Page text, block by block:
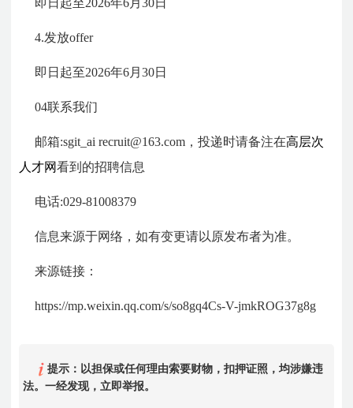
4.发放offer
即日起至2026年6月30日
04联系我们
邮箱:sgit_ai recruit@163.com，投递时请备注在高层次
人才网看到的招聘信息
电话:029-81008379
信息来源于网络，如有变更请以原发布者为准。
来源链接：
https://mp.weixin.qq.com/s/so8gq4Cs-V-jmkROG37g8g
提示：以担保或任何理由索要财物，扣押证照，均涉嫌违
法。一经发现，立即举报。